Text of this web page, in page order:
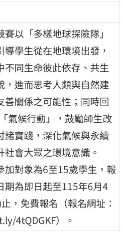
以「多樣地球探險隊」
導學生從在地環境出發，
不同生命彼此依存、共生
，進而思考人類與自然建
善關係之可能性；同時回
氣候行動」，鼓勵師生改
諸實踐，深化氣候與永續
社會大眾之環境意識。
加對象為6至15歲學生，報
期為即日起至115年6月4
，免費報名（報名網址：
4tQDGKF）。